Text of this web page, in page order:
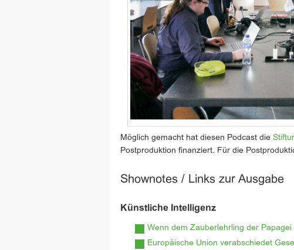
Möglich gemacht hat diesen Podcast die
Postproduktion finanziert. Für die
Shownotes / Links zur Ausgabe
Künstliche Intelligenz
Wenn dem Zauberlehrling der
Europäische Union verabschiedet